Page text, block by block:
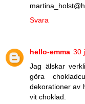
Svara
hello-emma 30
Jag älskar
göra
dekorationer av
vit choklad.